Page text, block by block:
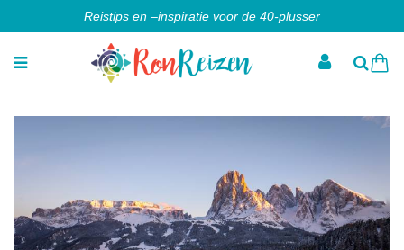
Reistips en –inspiratie voor de 40-plusser